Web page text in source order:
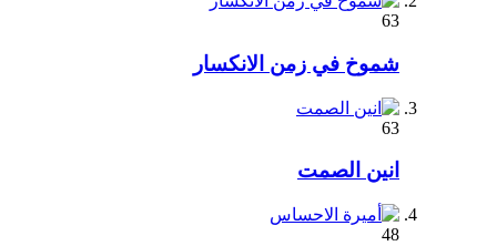
63
شموخ في زمن الانكسار
63
انين الصمت
48